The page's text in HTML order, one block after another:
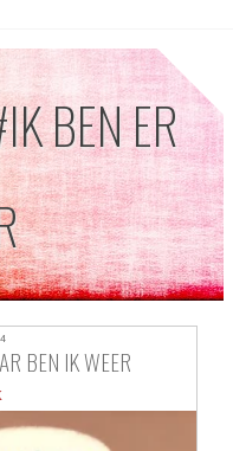
BEN ER
BEN IK WEER